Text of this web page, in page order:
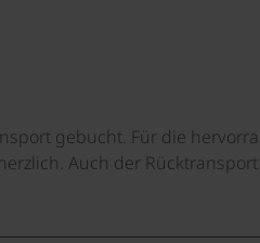
gebucht. Für die
Auch der